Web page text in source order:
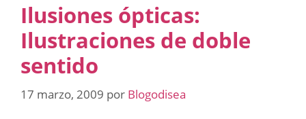
Ilusiones ópticas:
Ilustraciones de doble
sentido
17 marzo, 2009 por Blogodisea